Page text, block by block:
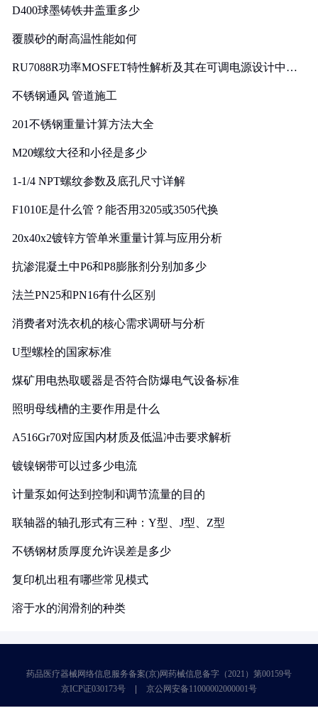
D400球墨铸铁井盖重多少
覆膜砂的耐高温性能如何
RU7088R功率MOSFET特性解析及其在可调电源设计中的
不锈钢通风 管道施工
201不锈钢重量计算方法大全
M20螺纹大径和小径是多少
1-1/4 NPT螺纹参数及底孔尺寸详解
F1010E是什么管？能否用3205或3505代换
20x40x2镀锌方管单米重量计算与应用分析
抗渗混凝土中P6和P8膨胀剂分别加多少
法兰PN25和PN16有什么区别
消费者对洗衣机的核心需求调研与分析
U型螺栓的国家标准
煤矿用电热取暖器是否符合防爆电气设备标准
照明母线槽的主要作用是什么
A516Gr70对应国内材质及低温冲击要求解析
镀镍钢带可以过多少电流
计量泵如何达到控制和调节流量的目的
联轴器的轴孔形式有三种：Y型、J型、Z型
不锈钢材质厚度允许误差是多少
复印机出租有哪些常见模式
溶于水的润滑剂的种类
药品医疗器械网络信息服务备案(京)网药械信息备字（2021）第00159号
京ICP证030173号
京公网安备11000002000001号